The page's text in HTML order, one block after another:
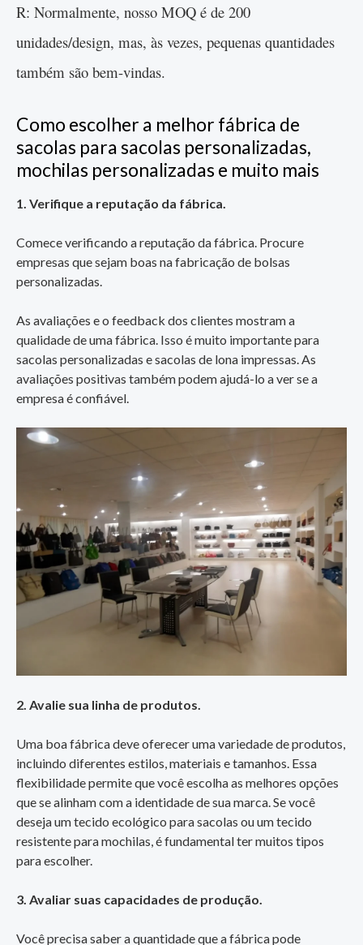
R: Normalmente, nosso MOQ é de 200
unidades/design, mas, às vezes, pequenas quantidades
também são bem-vindas.
Como escolher a melhor fábrica de
sacolas para sacolas personalizadas,
mochilas personalizadas e muito mais
1. Verifique a reputação da fábrica.
Comece verificando a reputação da fábrica. Procure
empresas que sejam boas na fabricação de bolsas
personalizadas.
As avaliações e o feedback dos clientes mostram a
qualidade de uma fábrica. Isso é muito importante para
sacolas personalizadas e sacolas de lona impressas. As
avaliações positivas também podem ajudá-lo a ver se a
empresa é confiável.
2. Avalie sua linha de produtos.
Uma boa fábrica deve oferecer uma variedade de produtos,
incluindo diferentes estilos, materiais e tamanhos. Essa
flexibilidade permite que você escolha as melhores opções
que se alinham com a identidade de sua marca. Se você
deseja um tecido ecológico para sacolas ou um tecido
resistente para mochilas, é fundamental ter muitos tipos
para escolher.
3. Avaliar suas capacidades de produção.
Você precisa saber a quantidade que a fábrica pode